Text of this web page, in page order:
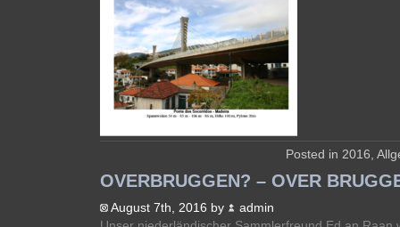
Posted in 2016,
OVERBRUGGEN? – OVER
August 7th, 2016 by
admin